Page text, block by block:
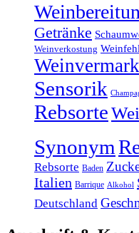
Getränke
Weinverkostung
Sensorik
Rebsorte
Synonym
Rebsorte Baden
Italien Barrique Alkohol
Deutschland